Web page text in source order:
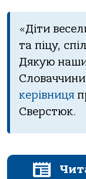
«Діти
та піцу,
Дякую
керівниця
Сверстюк.